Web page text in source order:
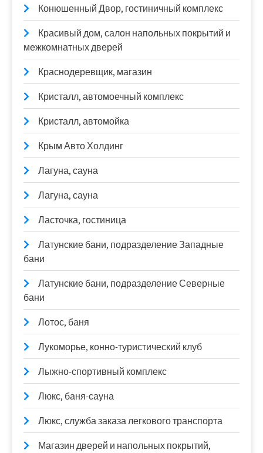
Конюшенный Двор, гостиничный комплекс
Красивый дом, салон напольных покрытий и
межкомнатных дверей
Краснодеревщик, магазин
Кристалл, автомоечный комплекс
Кристалл, автомойка
Крым Авто Холдинг
Лагуна, сауна
Лагуна, сауна
Ласточка, гостиница
Латунские бани, подразделение Западные
бани
Латунские бани, подразделение Северные
бани
Лотос, баня
Лукоморье, конно-туристический клуб
Лыжно-спортивный комплекс
Люкс, баня-сауна
Люкс, служба заказа легкового транспорта
Магазин дверей и напольных покрытий,